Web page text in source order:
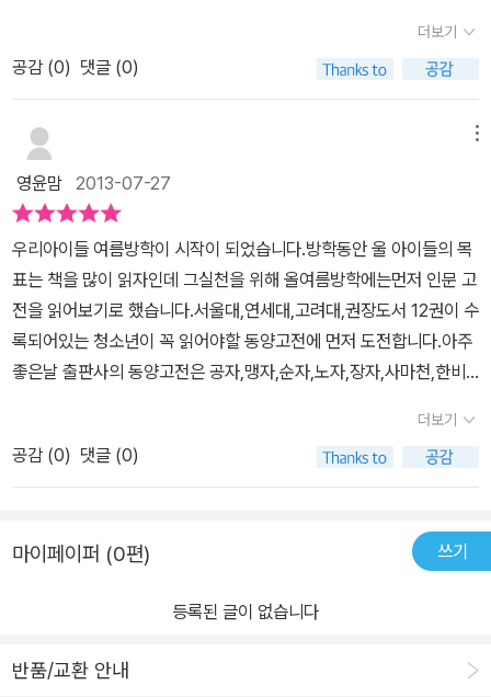
일에 힘쓰도록 권장하는 의무에 대해 적고 있다. 제 7편의 <예전>
은 조상을 받드는 일, 손님을 접대하는 예법, 백성을 가르치는 일, 배
움터를 넓히는 일, 조직사회의 신분을 고르게 하는 일, 훌륭한 인재를
가려내 뽑는 일 등에 대한 기록이다. 제8편의 <병전>은 병무를 엄
중하게 처리하고, 유비무환의 자세로 임하여, 평소 무기를 잘 갈고 닦
아 무장된 국민자세를 유지케 하고 변란이나 비상사태를 수습하는 일
에 부족함이 없도록 허며, 왜구에 대한 방어책을 잘 세워 나라 지키는
정신을 확고히 해야 함을 말하고 있다. 제9편의 <형전>은 법이 잘
지키는 사회에 대한 처방에 대한 기록이다. 제10편의 <공전>은 나
라를 부강하게 하는 방법으로, 나무를 잘 가꾸고, 흐르는 물을 잘 이용
하며, 아름다운 환경을 만들고, 적이 쳐들어올 때를 대비해야 하며, 편
리한 교통수단을 마련해야 하며, 공업을 일으켜야 한다는 내용이다.
에도 있었다니 놀랍다. 다산의 개혁안은 군주권력을 중심으로 한 중
이 봤기 때문일까. 오로지 백성의 눈으로 관의 횡포와 부정부패를 폭
로하며 바로잡아 가기를 바라는 마음이 절절함을 알 수 있다. <목
엇일까. 백성을 위한 개혁정치를 주장하면서도 사심 없는 애국충정이
순자의 <순자>, 노자의 <도덕경>, 장자의 <장자>, 사마천의 <사기
인류의 스승이 삶으로 써내려간 명언들을 만나 보는 공자의 <논어>,
<맹자>, <순자>, 짧은 철학 시집의 형태로 대나무에 쓴 5,000자가
철학으로 남은삶의 지혜서 <도덕경>, 궁형의 치욕 속에 아버지 사마
담의 유언을 받들어 완성한 역사서사마천의 <사기>, 진시황제의 정
책 기반이 되어 준 한비자의 <한비자>,일연스님의 <삼국유사>, 실천
적 지식인의 표상으로 부조리한 사회에 시로 저항한 김시습의 <매월
당집>어린 선조에게 성왕의 길을 보여줬던 퇴계 이황의 <성학십도
안을 제시했던 율곡 이이의 <성학집요>, 다산 정약용의 사회 개혁을
논한 <목민심서>까지
들이 모든 고전을 읽을 수 없고.. 그렇지만 필수로 읽어야 할 책은 있
고.. 그래서 딱딱한 고전을 재미있게.. 왜 읽어야 하는 지를 서술해 놓
고 있다고 적고 있다. 이 책에는 중국 고전 7편/한국 고전 5편을 저
자소개/책을 쓰게 된 역사적 배경/책의 주요내용요약/책의 가치와 의
의 순으로 풀어 놓고 있다.책을 읽으며 나의 고교 시절.. 도덕 시간에
무작정 외워 대었던 성선설,성악설,주자,장자,노자.공자..등등...이해
없이 암기로 일관했던 것들이 생각났다. 솔직히 이 책이 재미있지는
않으나, 다른 고전 지도서에 비해.. 청소년의 눈높이에 맞추어 고전을
풀어 놓고 있음을 생각한다면.. 청소년이 왜 고전을 읽어야 하며..어떤
고전을 읽어야 하는 지를.. 이 책을 읽어나가면 알 수 있게 된다. 그
리고 이 책에서는 고전이 나오게 된 역사적 배경을 서술해 놓아 고전
이 역사 속에서 다가오니 더 친근하다.. 책을 읽다가 어려운? 모르는
? 단어가 나올 때..그 부분을책의 가쪽? 으로 풀어 놓고 있어 더욱 좋
은 것같다. 이 책의 또 다른 특징 하나.. 고전을 소개하며.. 말미에 그
만 겨우 맞췄을 뿐이다.. 사실 아직까지 나도 온전히 읽어낸 고전이
없어.. 이 책의 고전 소개내용만을 읽고수능문제를 풀기엔 무리인 것
소한의 동양 고전12편은 읽어 놓아야 할 것만 같
다.. 한우리 서평단으로써 작성한 서평입니다.
더보기
공감 (0) 댓글 (0)
영윤맘 2013-07-27
우리아이들 여름방학이 시작이 되었습니다.방학동안 울 아이들의 목
표는 책을 많이 읽자인데 그실천을 위해 올여름방학에는먼저 인문 고
전을 읽어보기로 했습니다.서울대,연세대,고려대,권장도서 12권이 수
록되어있는 청소년이 꼭 읽어야할 동양고전에 먼저 도전합니다.아주
좋은날 출판사의 동양고전은 공자,맹자,순자,노자,장자,사마천,한비
우리아이의 교과서 도덕을 살펴보니 공자 맹자 순자 노자등에 대한
이야기가 수록되어 있던데 이책을 먼저 읽었더라면 많은 도움을 받았
을것 같네요..이책을 읽으면 고전을 왜 읽어보라했는지.고전의 가치
있게 핵심내용을 콕짚어주어 이야기해주었으며 역사적 의의와 배경
고전 재미있게 읽을수있네요 ㆍ 공자의 《논어》인류의 스승이 삶으
《논어》의 주요 내용《논어》의 가치와 의의수능기출문제 ㆍ 맹자의
더보기
공감 (0) 댓글 (0)
마이페이퍼 (0편) 쓰기
등록된 글이 없습니다
반품/교환 안내